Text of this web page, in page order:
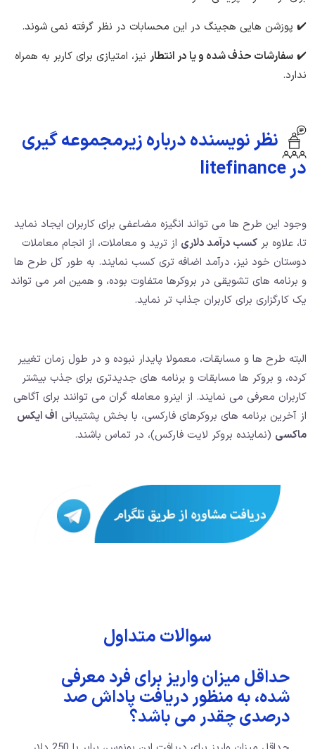
✔️ پوزشن هایی هجینگ در این محسابات در نظر گرفته نمی شوند.
✔️ سفارشات حذف شده و یا در انتطار نیز،‌ امتیازی برای کاربر به همراه
ندارد.
نظر نویسنده درباره زیرمجموعه گیری
در litefinance
وجود این طرح ها می تواند انگیزه مضاعفی برای کاربران ایجاد نماید
تا،‌ علاوه بر کسب درآمد دلاری از ترید و معاملات، از انجام معاملات
دوستان خود نیز، درآمد اضافه تری کسب نمایند. به طور کل طرح ها
و برنامه های تشویقی در بروکرها متفاوت بوده، و همین امر می تواند
یک کارگزاری برای کاربران جذاب تر نماید.
البته طرح ها و مسابقات، معمولا پایدار نبوده و در طول زمان تغییر
کرده، و بروکر ها مسابقات و برنامه های جدیدتری برای جذب بیشتر
کاربران معرفی می نمایند. از اینرو معامله گران می توانند برای آگاهی
از آخرین برنامه های بروکرهای فارکسی، با بخش پشتیبانی اف ایکس
ماکسی (نماینده بروکر لایت فارکس)، در تماس باشند.
سوالات متداول
حداقل میزان واریز برای فرد معرفی
شده، به منظور دریافت پاداش صد
درصدی چقدر می باشد؟